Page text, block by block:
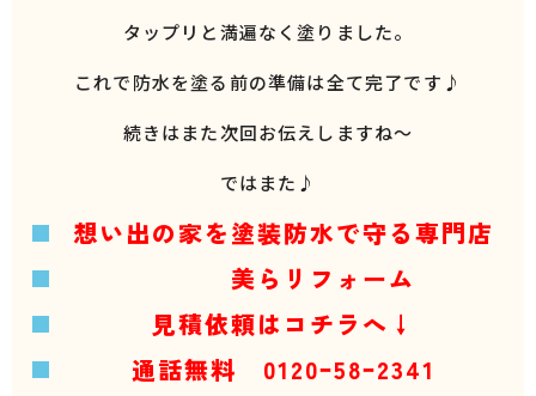
タップリと満遍なく塗りました。
これで防水を塗る前の準備は全て完了です♪
続きはまた次回お伝えしますね～
ではまた♪
想い出の家を塗装防水で守る専門店
美らリフォーム
見積依頼はコチラへ↓
通話無料 0120ｰ58ｰ2341